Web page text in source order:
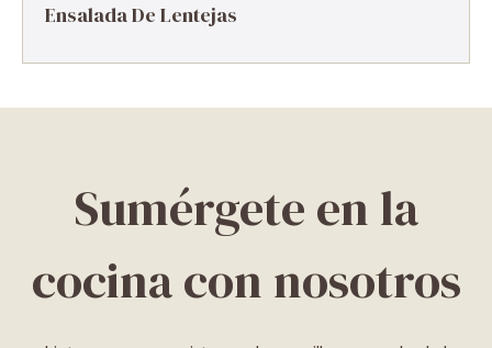
Ensalada De Lentejas
Sumérgete en la
cocina con nosotros